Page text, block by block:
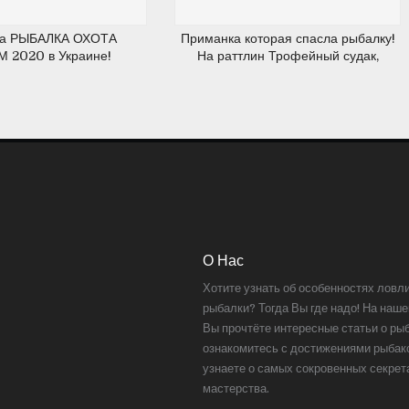
РЫБАЛКА ОХОТА
2020 в Украине!
Приманка которая спасла рыбалку!
На раттлин Трофейный судак,
О Нас
Хотите узнать об особенностях
рыбалки? Тогда Вы где надо! На
Вы прочтёте интересные статьи о
ознакомитесь с достижениями
узнаете о самых сокровенных
мастерства.